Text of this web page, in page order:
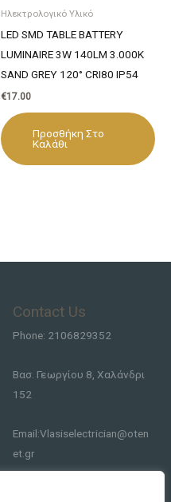
Ηλεκτρολογικό Υλικό
LED SMD TABLE BATTERY
LUMINAIRE 3W 140LM 3.000K
SAND GREY 120° CRI80 IP54
€17.00
Προσθήκη Στο
Καλάθι
Contact Us
Phone: 2106829352
Βασ. Γεωργίου 8, Χαλάνδρι
152
Email:Vlasiselectrician@oten
et.gr